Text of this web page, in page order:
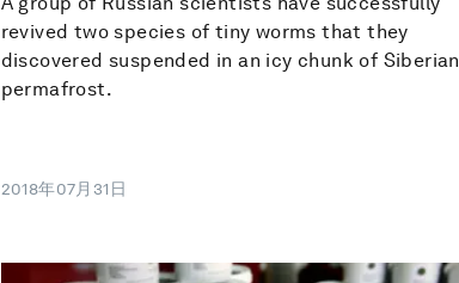
revived two species of tiny worms that they
discovered suspended in an icy chunk of Siberian
permafrost.
2018年07月31日